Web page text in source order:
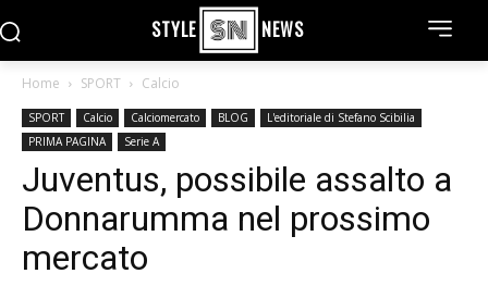
STYLE NEWS
Home SPORT Calcio
SPORT Calcio Calciomercato BLOG
L'editoriale di Stefano Scibilia
PRIMA PAGINA
Serie A
Juventus, possibile assalto a
Donnarumma nel prossimo
mercato